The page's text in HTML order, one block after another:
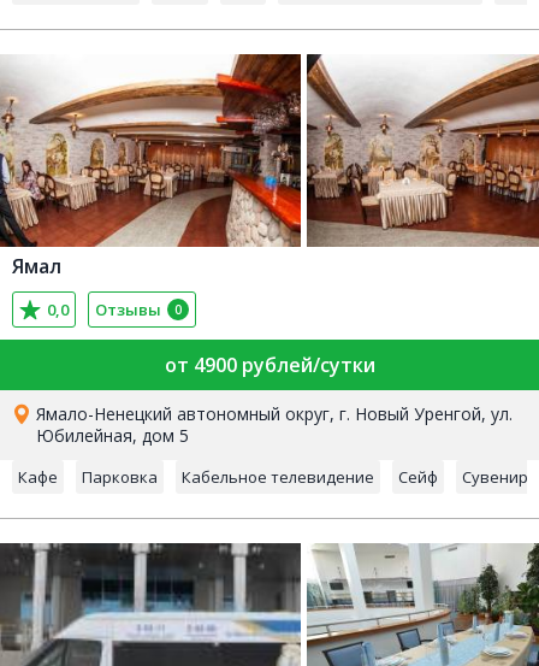
Ямал
0,0 Отзывы 0
от 4900 рублей/сутки
Ямало-Ненецкий автономный округ, г. Новый Уренгой, ул.
Юбилейная, дом 5
Кафе Парковка Кабельное телевидение Сейф